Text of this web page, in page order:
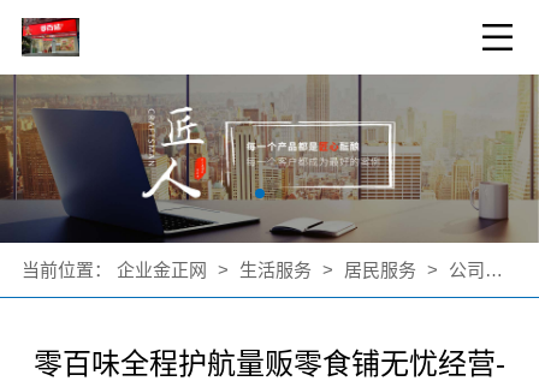
当前位置： 企业金正网 > 生活服务 > 居民服务 > 公司新闻
零百味全程护航量贩零食铺无忧经营-